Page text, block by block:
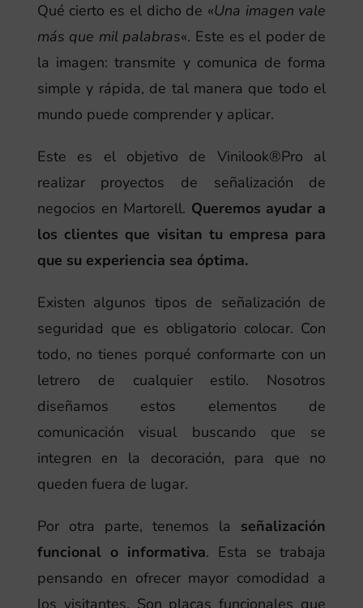
Qué cierto es el dicho de «Una imagen vale
más que mil palabras«. Este es el poder de
la imagen: transmite y comunica de forma
simple y rápida, de tal manera que todo el
mundo puede comprender y aplicar.
Este es el objetivo de Vinilook®Pro al
realizar proyectos de señalización de
negocios en Martorell. Queremos ayudar a
los clientes que visitan tu empresa para
que su experiencia sea óptima.
Existen algunos tipos de señalización de
seguridad que es obligatorio colocar. Con
todo, no tienes porqué conformarte con un
letrero de cualquier estilo. Nosotros
diseñamos estos elementos de
comunicación visual buscando que se
integren en la decoración, para que no
queden fuera de lugar.
Por otra parte, tenemos la señalización
funcional o informativa. Esta se trabaja
pensando en ofrecer mayor comodidad a